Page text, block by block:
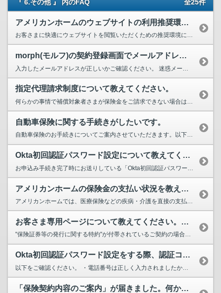
『 6.その他 』 内のFAQ 全25件
アメリカンホームのウェブサイトの利用推奨環境を教えてください。
お客さまに快適にウェブサイトを閲覧いただくための推奨環境については、下のリンク先（推奨環境について）をご覧ください...
morph(モルフ)の契約登録画面でメールアドレスを登録しましたが、メールアドレス認証の認証コードが届きません。どうしたらいいですか？
指定代理請求制度について教えてください。
何らかの事情で補償対象者さまが保険金をご請求できない場合は、代理人（指定代理人）の方が保険金を請求できます。その代...
自動車保険に関する手続きがしたいです。
自動車保険のお手続きについてご案内させていただきます。以下のお問い合わせ先にご連絡ください。 ■０１２０－８...
Okta初回認証パスワード設定について教えてください。（morph(モルフ)、morph for men、ライフスタイル保険の場合）
アメリカンホームの保険金の支払い状況を教えてください。
アメリカンホームでは、医療保険などの疾病・介護を直接の支払事由とする第三分野商品について、「保険金のお支払い状況」...
お客さま専用ページについて教えてください。（morph(モルフ)、morph for men、ライフスタイル保険の場合）
"保険証券等の発行に関する特約"が付帯されているご契約の場合、お客さま専用ページにて、お申込み時・ご継続時のご契約...
Okta初回認証パスワード設定をする際、認証コードのSMSが届きません。（morph(モルフ)、morph for men、ライフスタイル保険の場合）
以下をご確認ください。 ・電話番号は正しく入力されましたか？ ・「コードを送信します」ボタンを押されましたか？...
「保険契約内容のご案内」が届きました。何か手続きが必要ですか？